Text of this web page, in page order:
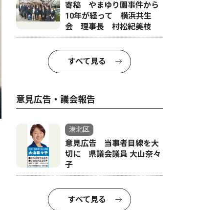
寄稿 やまゆり園事件から
10年が経って 横浜共生
会 理事長 村松紀美枝
すべて見る
意見広告・議会報告
港北区
意見広告 当事者目線を大
切に 県議会議員 大山奈々
子
すべて見る